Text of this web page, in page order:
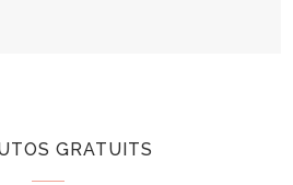
GRATUITS